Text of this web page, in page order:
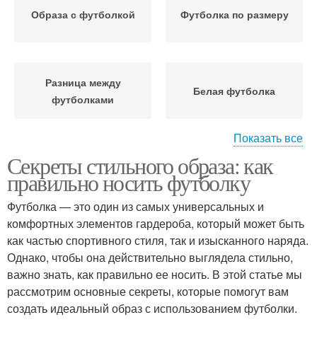
Образа с футболкой Футболка по размеру
Разница между
футболками
Белая футболка
футболке
Ткани для футболок
Советы по уходу Женская футболка
Показать все
Секреты стильного образа: как
правильно носить футболку
Футболка — это один из самых универсальных и
комфортных элементов гардероба, который может быть
как частью спортивного стиля, так и изысканного наряда.
Однако, чтобы она действительно выглядела стильно,
важно знать, как правильно ее носить. В этой статье мы
рассмотрим основные секреты, которые помогут вам
создать идеальный образ с использованием футболки.